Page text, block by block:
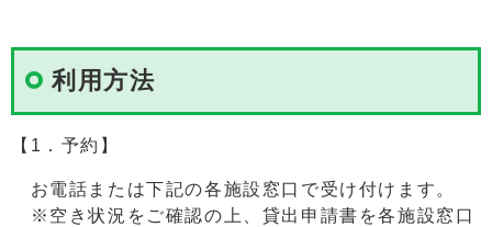
利用方法
【1．予約】
お電話または下記の各施設窓口で受け付けます。
※空き状況をご確認の上、貸出申請書を各施設窓口